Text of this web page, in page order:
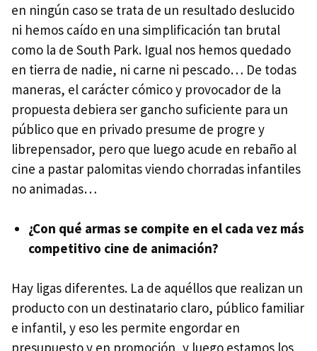
en ningún caso se trata de un resultado deslucido
ni hemos caído en una simplificación tan brutal
como la de South Park. Igual nos hemos quedado
en tierra de nadie, ni carne ni pescado… De todas
maneras, el carácter cómico y provocador de la
propuesta debiera ser gancho suficiente para un
público que en privado presume de progre y
librepensador, pero que luego acude en rebaño al
cine a pastar palomitas viendo chorradas infantiles
no animadas…
¿Con qué armas se compite en el cada vez más
competitivo cine de animación?
Hay ligas diferentes. La de aquéllos que realizan un
producto con un destinatario claro, público familiar
e infantil, y eso les permite engordar en
presupuesto y en promoción, y luego estamos los